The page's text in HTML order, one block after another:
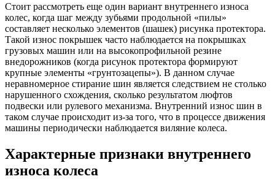
Стоит рассмотреть еще один вариант внутреннего износа
колес, когда шаг между зубьями продольной «пилы»
составляет несколько элементов (шашек) рисунка протектора.
Такой износ покрышек часто наблюдается на покрышках
грузовых машин или на высокопрофильной резине
внедорожников (когда рисунок протектора формируют
крупные элементы «грунтозацепы»). В данном случае
неравномерное стирание шин является следствием не столько
нарушенного схождения, сколько результатом люфтов
подвески или рулевого механизма. Внутренний износ шин в
таком случае происходит из-за того, что в процессе движения
машины периодически наблюдается виляние колеса.
Характерные признаки внутреннего
износа колеса